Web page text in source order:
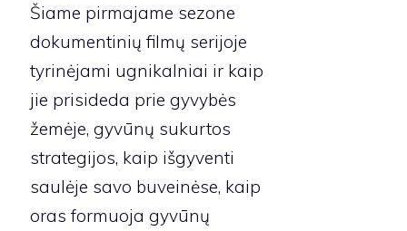
Šiame pirmajame sezone
dokumentinių filmų serijoje
tyrinėjami ugnikalniai ir kaip
jie prisideda prie gyvybės
žemėje, gyvūnų sukurtos
strategijos, kaip išgyventi
saulėje savo buveinėse, kaip
oras formuoja gyvūnų